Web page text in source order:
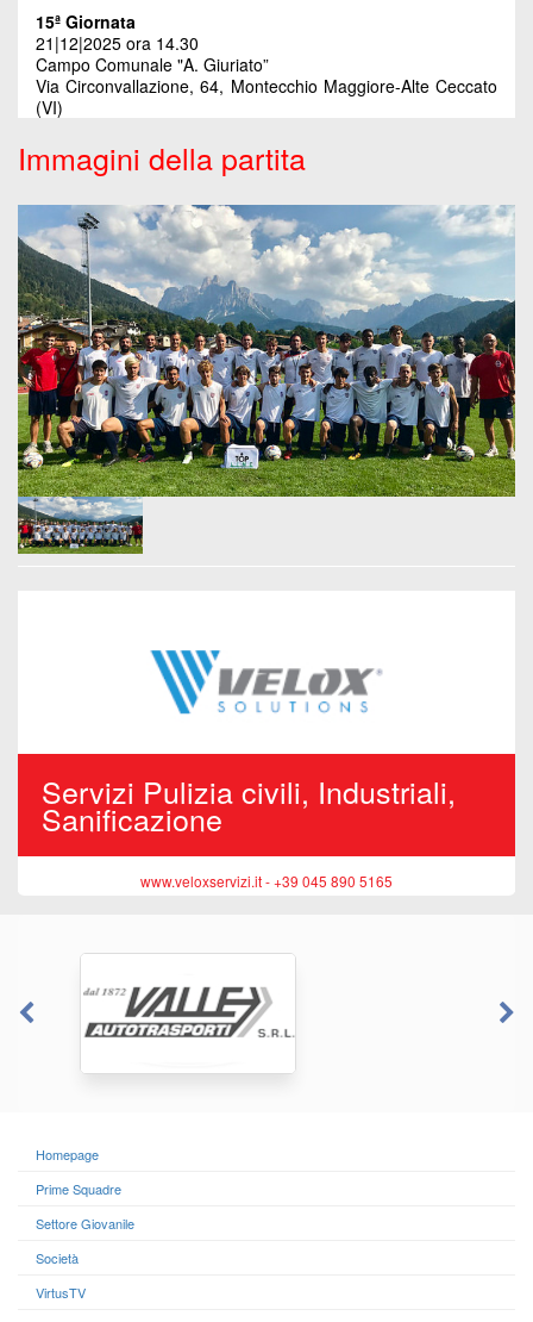
15ª Giornata
21|12|2025 ora 14.30
Campo Comunale "A. Giuriato”
Via Circonvallazione, 64, Montecchio Maggiore-Alte Ceccato
(VI)
Immagini della partita
Servizi Pulizia civili, Industriali,
Sanificazione
www.veloxservizi.it - +39 045 890 5165
Homepage
Prime Squadre
Settore Giovanile
Società
VirtusTV